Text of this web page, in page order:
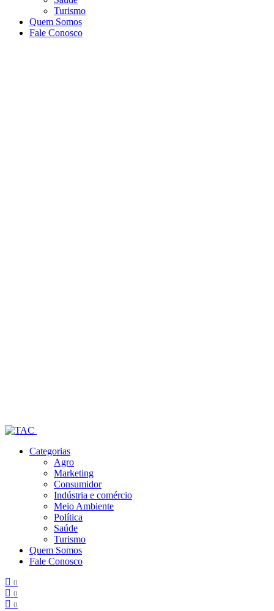
Turismo
Quem Somos
Fale Conosco
Categorias
Agro
Marketing
Consumidor
Indústria e comércio
Meio Ambiente
Política
Saúde
Turismo
Quem Somos
Fale Conosco
0
0
0